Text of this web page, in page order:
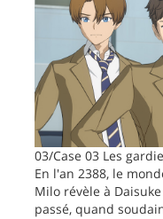
03/Case 03 Les
En l'an 2388, le
Milo révèle à
passé, quand